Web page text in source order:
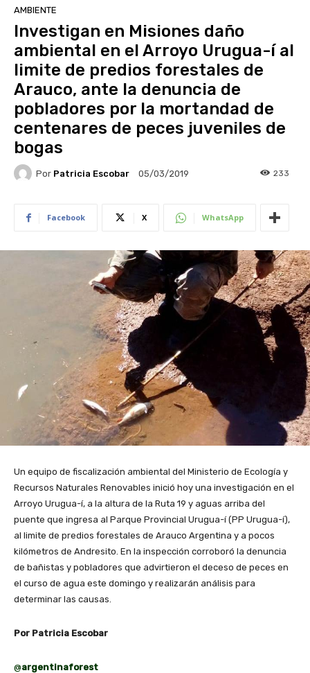
AMBIENTE
Investigan en Misiones daño
ambiental en el Arroyo Urugua-í al
limite de predios forestales de
Arauco, ante la denuncia de
pobladores por la mortandad de
centenares de peces juveniles de
bogas
Por Patricia Escobar 05/03/2019 233
Facebook X WhatsApp
Un equipo de fiscalización ambiental del Ministerio de Ecología y
Recursos Naturales Renovables inició hoy una investigación en el
Arroyo Urugua-í, a la altura de la Ruta 19 y aguas arriba del
puente que ingresa al Parque Provincial Urugua-í (PP Urugua-í),
al limite de predios forestales de Arauco Argentina y a pocos
kilómetros de Andresito. En la inspección corroboró la denuncia
de bañistas y pobladores que advirtieron el deceso de peces en
el curso de agua este domingo y realizarán análisis para
determinar las causas.
Por Patricia Escobar
@argentinaforest